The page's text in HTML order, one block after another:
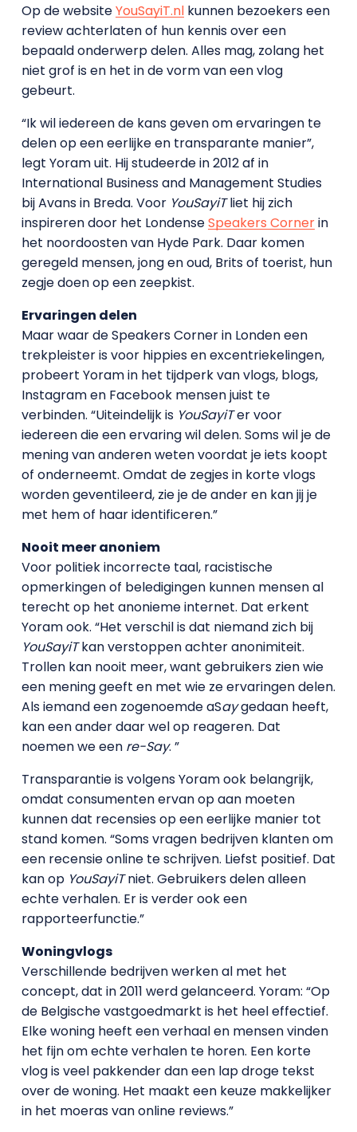
Op de websiteYouSayiT.nlkunnen bezoekers een
review achterlaten of hun kennis over een
bepaald onderwerp delen. Alles mag, zolang het
niet grof is en het in de vorm van een vlog
gebeurt.
“Ik wil iedereen de kans geven om ervaringen te
delen op een eerlijke en transparante manier”,
legt Yoram uit. Hij studeerde in 2012 af in
International Business and Management Studies
bij Avans in Breda. Voor YouSayiTliet hij zich
inspireren door het LondenseSpeakers Cornerin
het noordoosten van Hyde Park. Daar komen
geregeld mensen, jong en oud, Brits of toerist, hun
zegje doen op een zeepkist.
Ervaringen delen
Maar waar de Speakers Corner in Londen een
trekpleister is voor hippies en excentriekelingen,
probeert Yoram in het tijdperk van vlogs, blogs,
Instagram en Facebook mensen juist te
verbinden. “Uiteindelijk is YouSayiTer voor
iedereen die een ervaring wil delen. Soms wil je de
mening van anderen weten voordat je iets koopt
of onderneemt. Omdat de zegjes in korte vlogs
worden geventileerd, zie je de ander en kan jij je
met hem of haar identificeren.”
Nooit meer anoniem
Voor politiek incorrecte taal, racistische
opmerkingen of beledigingen kunnen mensen al
terecht op het anonieme internet. Dat erkent
Yoram ook. “Het verschil is dat niemand zich bij
YouSayiTkan verstoppen achter anonimiteit.
Trollen kan nooit meer, want gebruikers zien wie
een mening geeft en met wie ze ervaringen delen.
Als iemand een zogenoemde aSaygedaan heeft,
kan een ander daar wel op reageren. Dat
noemen we een re-Say. ”
Transparantie is volgens Yoram ook belangrijk,
omdat consumenten ervan op aan moeten
kunnen dat recensies op een eerlijke manier tot
stand komen. “Soms vragen bedrijven klanten om
een recensie online te schrijven. Liefst positief. Dat
kan op YouSayiTniet. Gebruikers delen alleen
echte verhalen. Er is verder ook een
rapporteerfunctie.”
Woningvlogs
Verschillende bedrijven werken al met het
concept, dat in 2011 werd gelanceerd. Yoram: “Op
de Belgische vastgoedmarkt is het heel effectief.
Elke woning heeft een verhaal en mensen vinden
het fijn om echte verhalen te horen. Een korte
vlog is veel pakkender dan een lap droge tekst
over de woning. Het maakt een keuze makkelijker
in het moeras van online reviews.”